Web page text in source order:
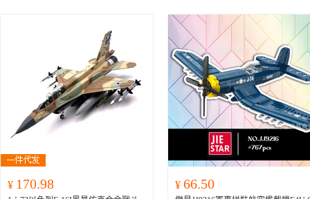
¥ 170.98 ¥ 66.50